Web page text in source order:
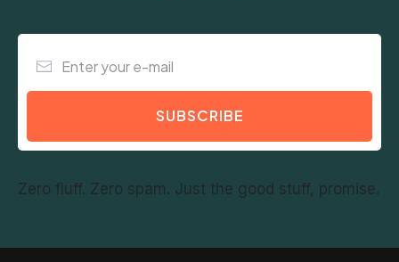
SUBSCRIBE
Zero fluff. Zero spam. Just the good stuff, promise.